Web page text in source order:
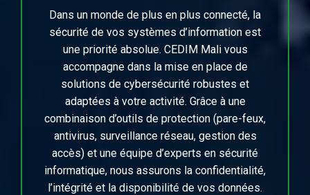
Dans un monde de plus en plus connecté, la
sécurité de vos systèmes d’information est
une priorité absolue. CEDIM Mali vous
accompagne dans la mise en place de
solutions de cybersécurité robustes et
adaptées à votre activité. Grâce à une
combinaison d’outils de protection (pare-feux,
antivirus, surveillance réseau, gestion des
accès) et une équipe d’experts en sécurité
informatique, nous assurons la confidentialité,
l’intégrité et la disponibilité de vos données.